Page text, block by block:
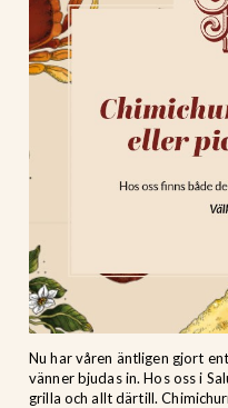
Nu har våren äntligen gjort
vänner bjudas in. Hos oss i
grilla och allt därtill.